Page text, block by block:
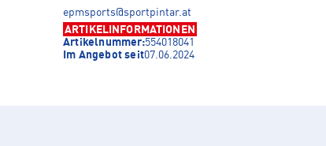
epmsports@sportpintar.at
ARTIKELINFORMATIONEN
Artikelnummer:554018041
Im Angebot seit07.06.2024